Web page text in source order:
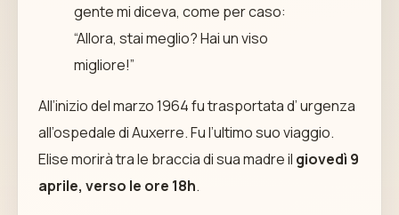
gente mi diceva, come per caso:
“Allora, stai meglio? Hai un viso
migliore!”
All’inizio del marzo 1964 fu trasportata d’ urgenza
all’ospedale di Auxerre. Fu l’ultimo suo viaggio.
Elise morirà tra le braccia di sua madre il giovedì 9
aprile, verso le ore 18h.